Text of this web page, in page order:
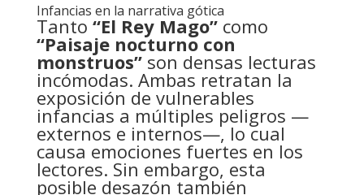
Infancias en la narrativa gótica
Tanto “El Rey Mago”como
“Paisaje nocturno con
monstruos”son densas lecturas
incómodas. Ambas retratan la
exposición de vulnerables
infancias a múltiples peligros —
externos e internos—, lo cual
causa emociones fuertes en los
lectores. Sin embargo, esta
posible desazón también